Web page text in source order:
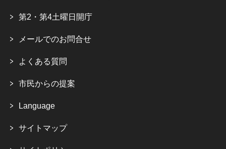
第2・第4土曜日開庁
メールでのお問合せ
よくある質問
市民からの提案
Language
サイトマップ